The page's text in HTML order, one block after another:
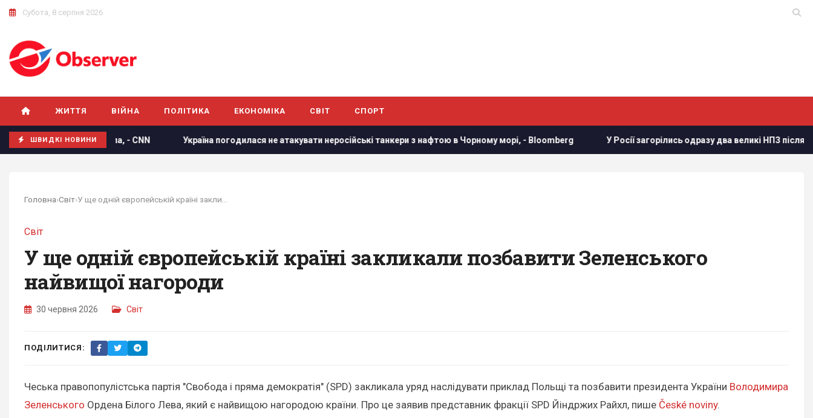
Субота, 8 серпня 2026
ЖИТТЯ ВІЙНА ПОЛІТИКА ЕКОНОМІКА СВІТ СПОРТ
ШВИДКІ НОВИНИ
Трампа, - CNN Україна погодилася не атакувати неросійські танкери з нафтою в Чорному морі, - Bloomberg У Росії загорілись одразу два великі НПЗ після атаки
Головна›Світ›
Світ
У ще одній європейській країні закликали позбавити Зеленського
найвищої нагороди
30 червня 2026 Світ
ПОДІЛИТИСЯ:
Чеська правопопулістська партія "Свобода і пряма демократія" (SPD) закликала уряд наслідувати приклад Польщі та позбавити президента України Володимира
Зеленського Ордена Білого Лева, який є найвищою нагородою країни. Про це заявив представник фракції SPD Йіндржих Райхл, пише České noviny.